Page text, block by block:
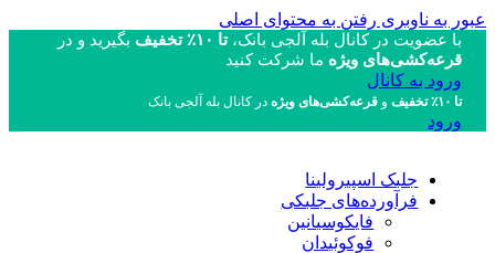
عبور به ناوبری رفتن به محتوای اصلی
با عضویت در کانال بله آلجی بانک، تا ۱۰٪ تخفیف
بگیرید و در
قرعه‌کشی‌های ویژه ما شرکت کنید
ورود به کانال
تا ۱۰٪ تخفیف و قرعه‌کشی‌های ویژهدر کانال بله آلجی بانک
ورود
جلبک اسپیرولینا
فرآورده‌های جلبکی
فایکوسیانین
فوکوئیدان